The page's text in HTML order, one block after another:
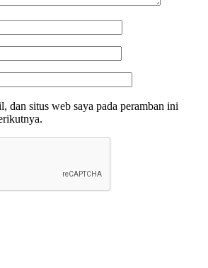
dan situs web saya pada peramban ini